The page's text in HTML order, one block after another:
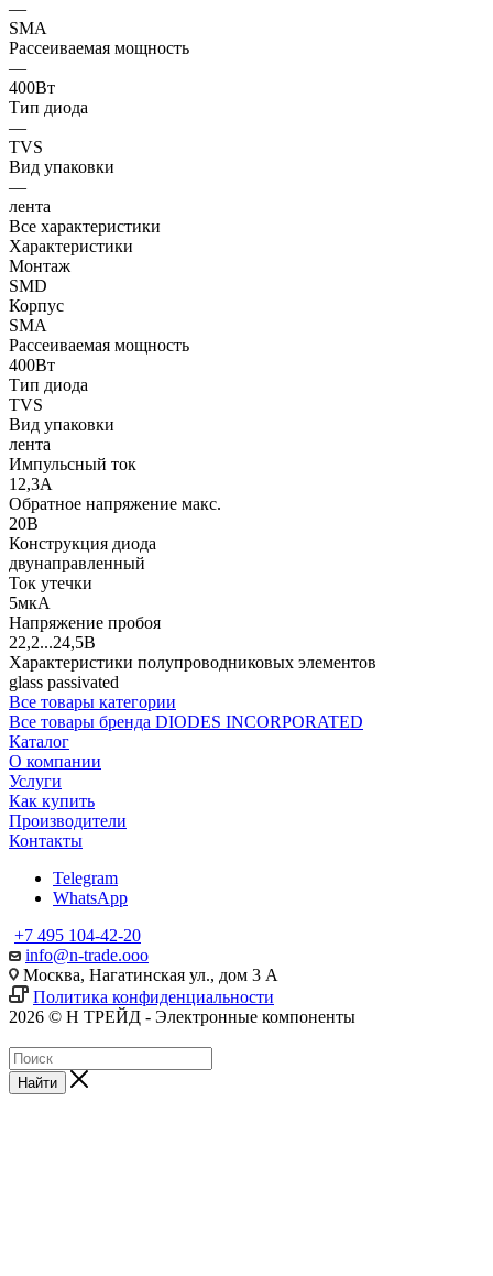
—
SMA
Рассеиваемая мощность
—
400Вт
Тип диода
—
TVS
Вид упаковки
—
лента
Все характеристики
Характеристики
Монтаж
SMD
Корпус
SMA
Рассеиваемая мощность
400Вт
Тип диода
TVS
Вид упаковки
лента
Импульсный ток
12,3А
Обратное напряжение макс.
20В
Конструкция диода
двунаправленный
Ток утечки
5мкА
Напряжение пробоя
22,2...24,5В
Характеристики полупроводниковых элементов
glass passivated
Все товары категории
Все товары бренда DIODES INCORPORATED
Каталог
О компании
Услуги
Как купить
Производители
Контакты
Telegram
WhatsApp
+7 495 104-42-20
info@n-trade.ooo
Москва, Нагатинская ул., дом 3 А
Политика конфиденциальности
2026 © Н ТРЕЙД - Электронные компоненты
Найти